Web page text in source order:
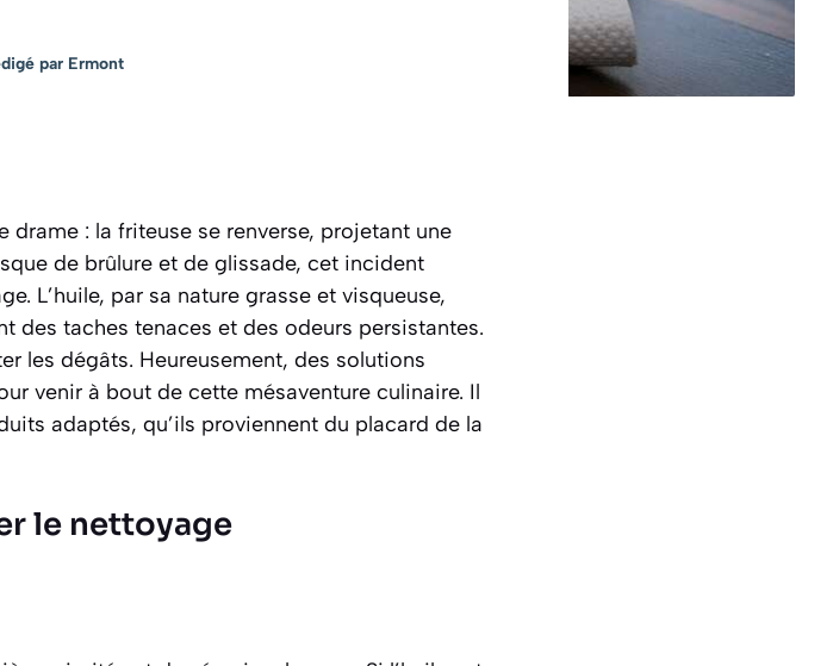
par Ermont
drame : la friteuse se renverse, projetant une
de brûlure et de glissade, cet incident
L’huile, par sa nature grasse et visqueuse,
des taches tenaces et des odeurs persistantes.
les dégâts. Heureusement, des solutions
venir à bout de cette mésaventure culinaire. Il
adaptés, qu’ils proviennent du placard de la
le nettoyage